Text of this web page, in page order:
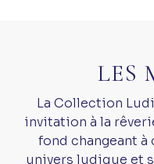
LES
La Collection
invitation à la
fond changeant à
univers ludique et